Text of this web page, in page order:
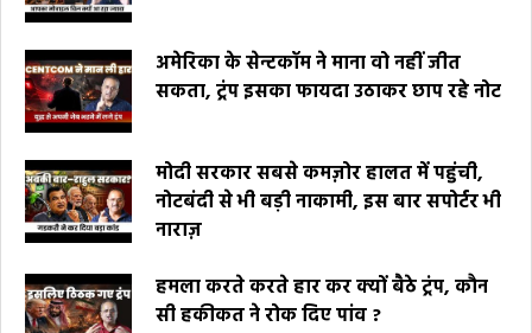
अमेरिका के सेन्टकॉम ने माना वो नहीं जीत
सकता, ट्रंप इसका फायदा उठाकर छाप रहे नोट
मोदी सरकार सबसे कमज़ोर हालत में पहुंची,
नोटबंदी से भी बड़ी नाकामी, इस बार सपोर्टर भी
नाराज़
हमला करते करते हार कर क्यों बैठे ट्रंप, कौन
सी हकीकत ने रोक दिए पांव ?